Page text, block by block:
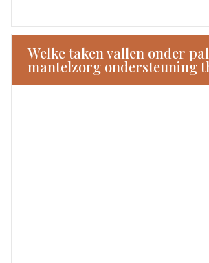
Welke taken vallen onder
mantelzorg ondersteuning